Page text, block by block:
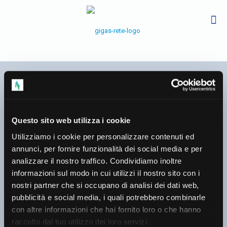
Questo sito web utilizza i cookie
Utilizziamo i cookie per personalizzare contenuti ed
annunci, per fornire funzionalità dei social media e per
analizzare il nostro traffico. Condividiamo inoltre
informazioni sul modo in cui utilizzi il nostro sito con i
nostri partner che si occupano di analisi dei dati web,
pubblicità e social media, i quali potrebbero combinarle
con altre informazioni che hai fornito loro o che hanno
raccolto dal tuo utilizzo dei loro servizi.
Monitoraggio della
pressione di esercizio nelle
reti di distribuzione in bassa
pressione (Ottobre 2025)